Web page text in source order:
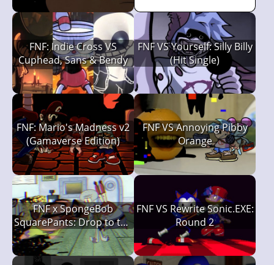
FNF: Indie Cross VS
Cuphead, Sans & Bendy
FNF VS Yourself: Silly Billy
(Hit Single)
FNF: Mario's Madness v2
(Gamaverse Edition)
FNF VS Annoying Pibby
Orange
FNF x SpongeBob
SquarePants: Drop to the
Deck (Rehydrated)
FNF VS Rewrite Sonic.EXE:
Round 2